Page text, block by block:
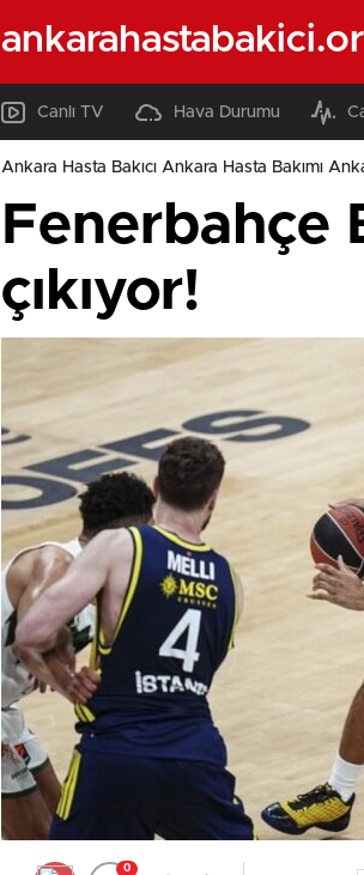
Canlı TV Hava Durumu
Ankara Hasta Bakıcı Ankara Hasta Bakımı
Fenerbahçe
çıkıyor!
0